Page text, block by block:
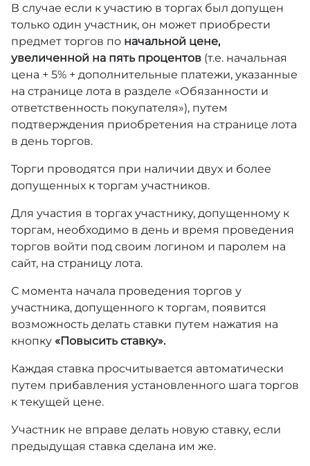
В случае если к участию в торгах был допущен
только один участник, он может приобрести
предмет торгов по начальной цене,
увеличенной на пять процентов (т.е. начальная
цена + 5% + дополнительные платежи, указанные
на странице лота в разделе «Обязанности и
ответственность покупателя»), путем
подтверждения приобретения на странице лота
в день торгов.
Торги проводятся при наличии двух и более
допущенных к торгам участников.
Для участия в торгах участнику, допущенному к
торгам, необходимо в день и время проведения
торгов войти под своим логином и паролем на
сайт, на страницу лота.
С момента начала проведения торгов у
участника, допущенного к торгам, появится
возможность делать ставки путем нажатия на
кнопку «Повысить ставку».
Каждая ставка просчитывается автоматически
путем прибавления установленного шага торгов
к текущей цене.
Участник не вправе делать новую ставку, если
предыдущая ставка сделана им же.